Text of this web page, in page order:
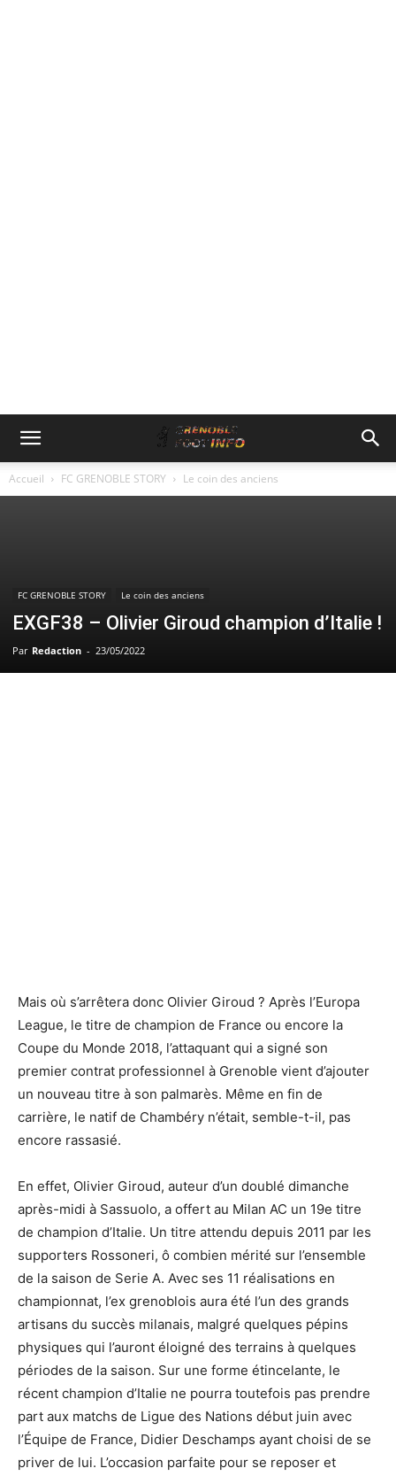
Accueil FC GRENOBLE STORY Le coin des anciens
FC GRENOBLE STORY Le coin des anciens
EXGF38 – Olivier Giroud champion d’Italie !
Par Redaction - 23/05/2022
Mais où s’arrêtera donc Olivier Giroud ? Après l’Europa
League, le titre de champion de France ou encore la
Coupe du Monde 2018, l’attaquant qui a signé son
premier contrat professionnel à Grenoble vient d’ajouter
un nouveau titre à son palmarès. Même en fin de
carrière, le natif de Chambéry n’était, semble-t-il, pas
encore rassasié.
En effet, Olivier Giroud, auteur d’un doublé dimanche
après-midi à Sassuolo, a offert au Milan AC un 19e titre
de champion d’Italie. Un titre attendu depuis 2011 par les
supporters Rossoneri, ô combien mérité sur l’ensemble
de la saison de Serie A. Avec ses 11 réalisations en
championnat, l’ex grenoblois aura été l’un des grands
artisans du succès milanais, malgré quelques pépins
physiques qui l’auront éloigné des terrains à quelques
périodes de la saison. Sur une forme étincelante, le
récent champion d’Italie ne pourra toutefois pas prendre
part aux matchs de Ligue des Nations début juin avec
l’Équipe de France, Didier Deschamps ayant choisi de se
priver de lui. L’occasion parfaite pour se reposer et